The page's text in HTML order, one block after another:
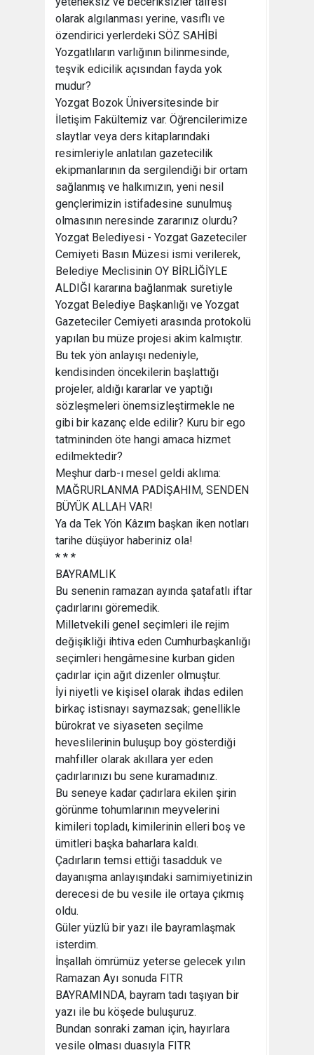
olarak algılanması yerine, vasıflı ve
özendirici yerlerdeki SÖZ SAHİBİ
Yozgatlıların varlığının bilinmesinde,
teşvik edicilik açısından fayda yok
mudur?
Yozgat Bozok Üniversitesinde bir
İletişim Fakültemiz var. Öğrencilerimize
slaytlar veya ders kitaplarındaki
resimleriyle anlatılan gazetecilik
ekipmanlarının da sergilendiği bir ortam
sağlanmış ve halkımızın, yeni nesil
gençlerimizin istifadesine sunulmuş
olmasının neresinde zararınız olurdu?
Yozgat Belediyesi - Yozgat Gazeteciler
Cemiyeti Basın Müzesi ismi verilerek,
Belediye Meclisinin OY BİRLİĞİYLE
ALDIĞI kararına bağlanmak suretiyle
Yozgat Belediye Başkanlığı ve Yozgat
Gazeteciler Cemiyeti arasında protokolü
yapılan bu müze projesi akim kalmıştır.
Bu tek yön anlayışı nedeniyle,
kendisinden öncekilerin başlattığı
projeler, aldığı kararlar ve yaptığı
sözleşmeleri önemsizleştirmekle ne
gibi bir kazanç elde edilir? Kuru bir ego
tatmininden öte hangi amaca hizmet
edilmektedir?
Meşhur darb-ı mesel geldi aklıma:
MAĞRURLANMA PADİŞAHIM, SENDEN
BÜYÜK ALLAH VAR!
Ya da Tek Yön Kâzım başkan iken notları
tarihe düşüyor haberiniz ola!
* * *
BAYRAMLIK
Bu senenin ramazan ayında şatafatlı iftar
çadırlarını göremedik.
Milletvekili genel seçimleri ile rejim
değişikliği ihtiva eden Cumhurbaşkanlığı
seçimleri hengâmesine kurban giden
çadırlar için ağıt dizenler olmuştur.
İyi niyetli ve kişisel olarak ihdas edilen
birkaç istisnayı saymazsak; genellikle
bürokrat ve siyaseten seçilme
heveslilerinin buluşup boy gösterdiği
mahfiller olarak akıllara yer eden
çadırlarınızı bu sene kuramadınız.
Bu seneye kadar çadırlara ekilen şirin
görünme tohumlarının meyvelerini
kimileri topladı, kimilerinin elleri boş ve
ümitleri başka baharlara kaldı.
Çadırların temsi ettiği tasadduk ve
dayanışma anlayışındaki samimiyetinizin
derecesi de bu vesile ile ortaya çıkmış
oldu.
Güler yüzlü bir yazı ile bayramlaşmak
isterdim.
İnşallah ömrümüz yeterse gelecek yılın
Ramazan Ayı sonuda FITR
BAYRAMINDA, bayram tadı taşıyan bir
yazı ile bu köşede buluşuruz.
Bundan sonraki zaman için, hayırlara
vesile olması duasıyla FITR